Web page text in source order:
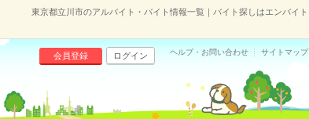
東京都立川市のアルバイト・バイト情報一覧｜バイト探しはエンバイト
会員登録 ログイン ヘルプ・お問い合わせ サイトマップ